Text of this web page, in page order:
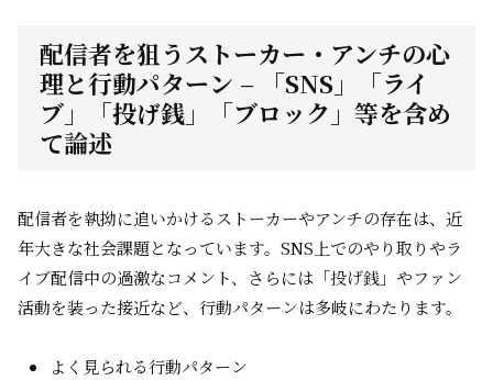
配信者を狙うストーカー・アンチの心
理と行動パターン – 「SNS」「ライ
ブ」「投げ銭」「ブロック」等を含め
て論述
配信者を執拗に追いかけるストーカーやアンチの存在は、近
年大きな社会課題となっています。SNS上でのやり取りやラ
イブ配信中の過激なコメント、さらには「投げ銭」やファン
活動を装った接近など、行動パターンは多岐にわたります。
よく見られる行動パターン